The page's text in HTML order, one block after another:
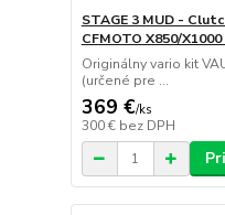
STAGE 3 MUD -
CFMOTO X850/X1000
Originálny vario kit
(určené pre ...
369 €/ks
300 € bez DPH